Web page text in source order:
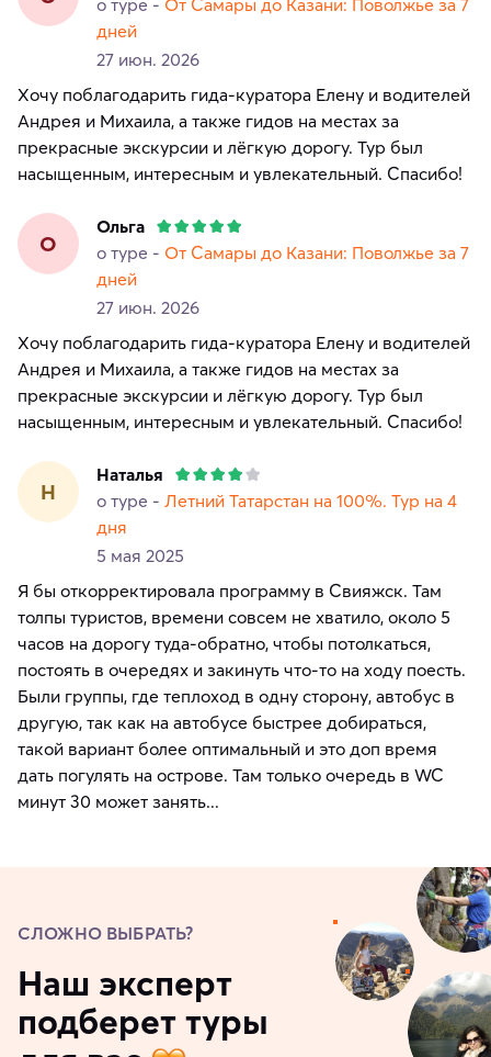
о туре - От Самары до Казани: Поволжье за 7
дней
27 июн. 2026
Хочу поблагодарить гида-куратора Елену и водителей
Андрея и Михаила, а также гидов на местах за
прекрасные экскурсии и лёгкую дорогу. Тур был
насыщенным, интересным и увлекательный. Спасибо!
О
Ольга
о туре - От Самары до Казани: Поволжье за 7
дней
27 июн. 2026
Хочу поблагодарить гида-куратора Елену и водителей
Андрея и Михаила, а также гидов на местах за
прекрасные экскурсии и лёгкую дорогу. Тур был
насыщенным, интересным и увлекательный. Спасибо!
Н
Наталья
о туре - Летний Татарстан на 100%. Тур на 4
дня
5 мая 2025
Я бы откорректировала программу в Свияжск. Там
толпы туристов, времени совсем не хватило, около 5
часов на дорогу туда-обратно, чтобы потолкаться,
постоять в очередях и закинуть что-то на ходу поесть.
Были группы, где теплоход в одну сторону, автобус в
другую, так как на автобусе быстрее добираться,
такой вариант более оптимальный и это доп время
дать погулять на острове. Там только очередь в WC
минут 30 может занять...
СЛОЖНО ВЫБРАТЬ?
Наш эксперт
подберет туры